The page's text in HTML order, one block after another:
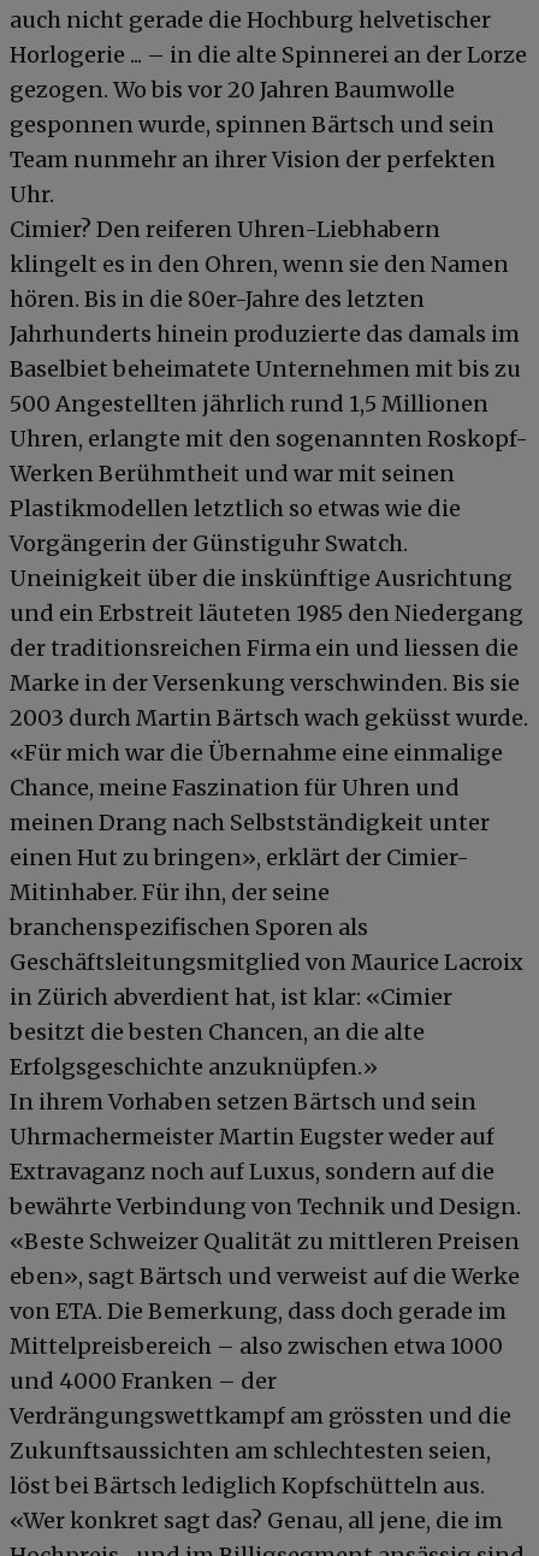
auch nicht gerade die Hochburg helvetischer
Horlogerie ... – in die alte Spinnerei an der Lorze
gezogen. Wo bis vor 20 Jahren Baumwolle
gesponnen wurde, spinnen Bärtsch und sein
Team nunmehr an ihrer Vision der perfekten
Uhr.
Cimier? Den reiferen Uhren-Liebhabern
klingelt es in den Ohren, wenn sie den Namen
hören. Bis in die 80er-Jahre des letzten
Jahrhunderts hinein produzierte das damals im
Baselbiet beheimatete Unternehmen mit bis zu
500 Angestellten jährlich rund 1,5 Millionen
Uhren, erlangte mit den sogenannten Roskopf-
Werken Berühmtheit und war mit seinen
Plastikmodellen letztlich so etwas wie die
Vorgängerin der Günstiguhr Swatch.
Uneinigkeit über die inskünftige Ausrichtung
und ein Erbstreit läuteten 1985 den Niedergang
der traditionsreichen Firma ein und liessen die
Marke in der Versenkung verschwinden. Bis sie
2003 durch Martin Bärtsch wach geküsst wurde.
«Für mich war die Übernahme eine einmalige
Chance, meine Faszination für Uhren und
meinen Drang nach Selbstständigkeit unter
einen Hut zu bringen», erklärt der Cimier-
Mitinhaber. Für ihn, der seine
branchenspezifischen Sporen als
Geschäftsleitungsmitglied von Maurice Lacroix
in Zürich abverdient hat, ist klar: «Cimier
besitzt die besten Chancen, an die alte
Erfolgsgeschichte anzuknüpfen.»
In ihrem Vorhaben setzen Bärtsch und sein
Uhrmachermeister Martin Eugster weder auf
Extravaganz noch auf Luxus, sondern auf die
bewährte Verbindung von Technik und Design.
«Beste Schweizer Qualität zu mittleren Preisen
eben», sagt Bärtsch und verweist auf die Werke
von ETA. Die Bemerkung, dass doch gerade im
Mittelpreisbereich – also zwischen etwa 1000
und 4000 Franken – der
Verdrängungswettkampf am grössten und die
Zukunftsaussichten am schlechtesten seien,
löst bei Bärtsch lediglich Kopfschütteln aus.
«Wer konkret sagt das? Genau, all jene, die im